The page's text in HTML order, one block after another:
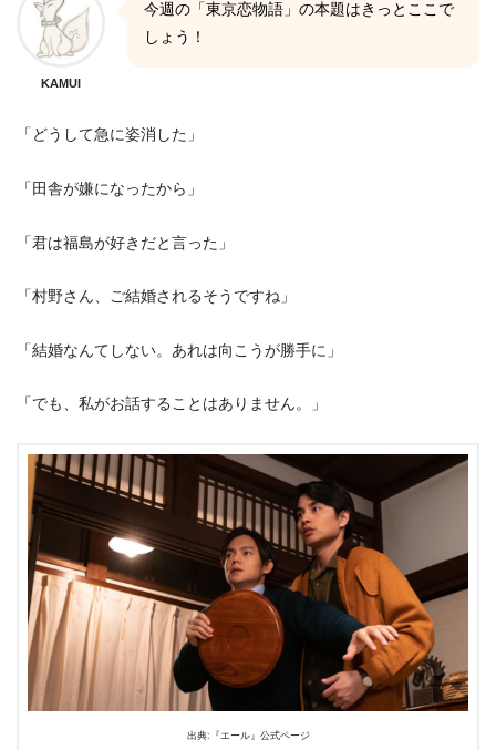
KAMUI
今週の「東京恋物語」の本題はきっとここで
しょう！
「どうして急に姿消した」
「田舎が嫌になったから」
「君は福島が好きだと言った」
「村野さん、ご結婚されるそうですね」
「結婚なんてしない。あれは向こうが勝手に」
「でも、私がお話することはありません。」
出典:『エール』公式ページ